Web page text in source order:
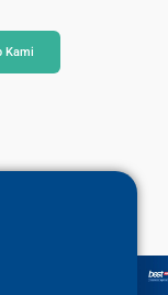
Kami